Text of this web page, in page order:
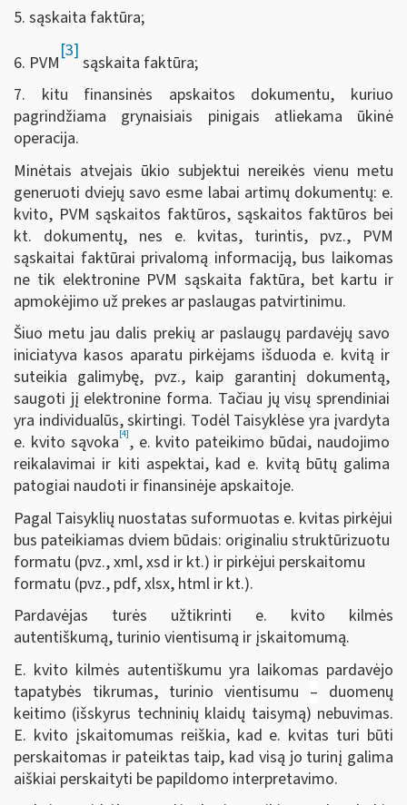
5. sąskaita faktūra;
6. PVM
[3]
sąskaita faktūra;
7. kitu finansinės apskaitos dokumentu, kuriuo
pagrindžiama grynaisiais pinigais atliekama ūkinė
operacija.
Minėtais atvejais ūkio subjektui nereikės vienu metu
generuoti dviejų savo esme labai artimų dokumentų: e.
kvito, PVM sąskaitos faktūros, sąskaitos faktūros bei
kt. dokumentų, nes e. kvitas, turintis, pvz., PVM
sąskaitai faktūrai privalomą informaciją, bus laikomas
ne tik elektronine PVM sąskaita faktūra, bet kartu ir
apmokėjimo už prekes ar paslaugas patvirtinimu.
Šiuo metu jau dalis prekių ar paslaugų pardavėjų savo
iniciatyva kasos aparatu pirkėjams išduoda e. kvitą ir
suteikia galimybę, pvz., kaip garantinį dokumentą,
saugoti jį elektronine forma. Tačiau jų visų sprendiniai
yra individualūs, skirtingi. Todėl Taisyklėse yra įvardyta
e. kvito sąvoka[4], e. kvito pateikimo būdai, naudojimo
reikalavimai ir kiti aspektai, kad e. kvitą būtų galima
patogiai naudoti ir finansinėje apskaitoje.
Pagal Taisyklių nuostatas suformuotas e. kvitas pirkėjui
bus pateikiamas dviem būdais: originaliu struktūrizuotu
formatu (pvz., xml, xsd ir kt.) ir pirkėjui perskaitomu
formatu (pvz., pdf, xlsx, html ir kt.).
Pardavėjas turės užtikrinti e. kvito kilmės
autentiškumą, turinio vientisumą ir įskaitomumą.
E. kvito kilmės autentiškumu yra laikomas pardavėjo
tapatybės tikrumas, turinio vientisumu – duomenų
keitimo (išskyrus techninių klaidų taisymą) nebuvimas.
E. kvito įskaitomumas reiškia, kad e. kvitas turi būti
perskaitomas ir pateiktas taip, kad visą jo turinį galima
aiškiai perskaityti be papildomo interpretavimo.